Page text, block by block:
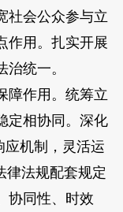
社会公众参与立
作用。扎实开展
统一。
作用。 统筹立
定相协同。深化
应机制，灵活运
律法规配套规定
协同性、时效